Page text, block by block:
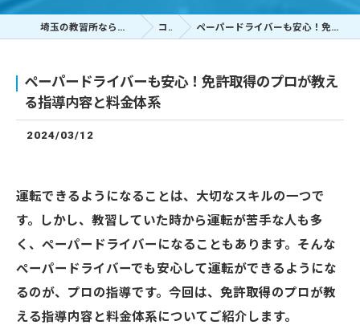
埼玉の教習所ならイツヤドライビングスクール コラム ペーパードライバーも安心！免許取得のプロが教える指導内容と料金体系
ペーパードライバーも安心！免許取得のプロが教え
る指導内容と料金体系
2024/03/12
運転できるようになることは、大切なスキルの一つで
す。しかし、教習していた時から運転が苦手な人も多
く、ペーパードライバーになることもあります。そんな
ペーパードライバーでも安心して運転ができるようにな
るのが、プロの指導です。今回は、免許取得のプロが教
える指導内容と料金体系についてご紹介します。